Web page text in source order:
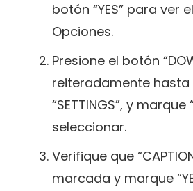
botón “YES” para ver
Opciones.
Presione el botón
reiteradamente hasta
“SETTINGS”, y marque
seleccionar.
Verifique que
marcada y marque